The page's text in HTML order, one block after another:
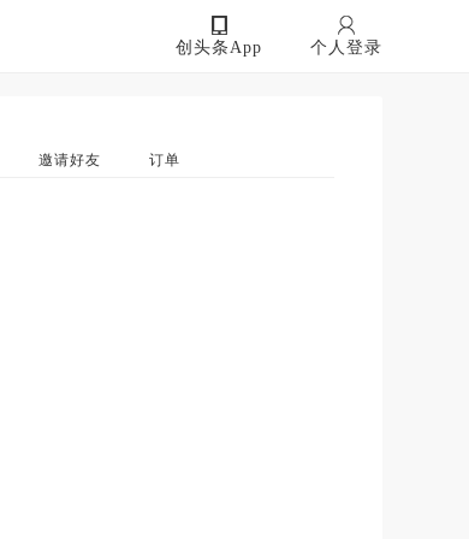
创头条App 个人登录
邀请好友 订单